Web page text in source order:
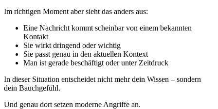
Im richtigen Moment aber sieht das anders aus:
Eine Nachricht kommt scheinbar von einem bekannten
Kontakt
Sie wirkt dringend oder wichtig
Sie passt genau in den aktuellen Kontext
Man ist gerade beschäftigt oder unter Zeitdruck
In dieser Situation entscheidet nicht mehr dein Wissen – sondern
dein Bauchgefühl.
Und genau dort setzen moderne Angriffe an.